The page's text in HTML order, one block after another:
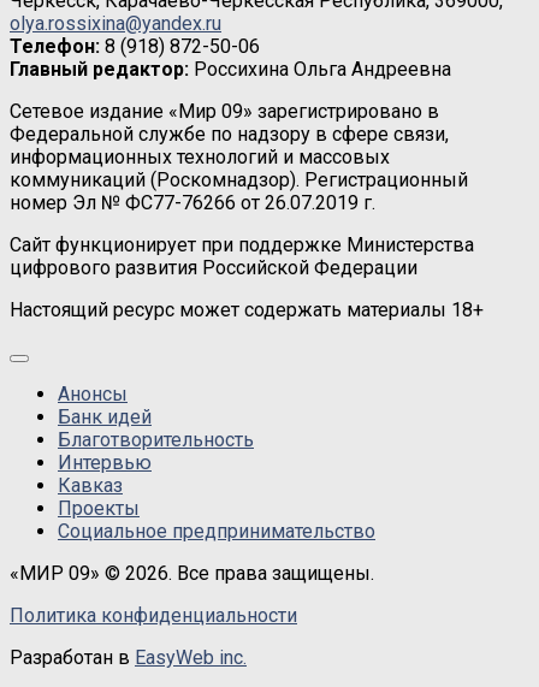
olya.rossixina@yandex.ru
Телефон: 8 (918) 872-50-06
Главный редактор: Россихина Ольга Андреевна
Сетевое издание «Мир 09» зарегистрировано в
Федеральной службе по надзору в сфере связи,
информационных технологий и массовых
коммуникаций (Роскомнадзор). Регистрационный
номер Эл № ФС77-76266 от 26.07.2019 г.
Сайт функционирует при поддержке Министерства
цифрового развития Российской Федерации
Настоящий ресурс может содержать материалы 18+
Анонсы
Банк идей
Благотворительность
Интервью
Кавказ
Проекты
Социальное предпринимательство
«МИР 09» © 2026. Все права защищены.
Политика конфиденциальности
Разработан в EasyWeb inc.